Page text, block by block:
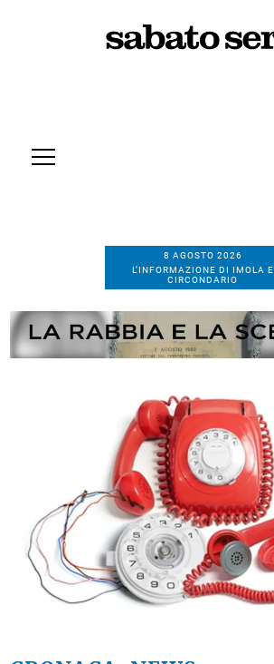
8 AGOSTO 2026
L’INFORMAZIONE DI IMOLA E
CIRCONDARIO